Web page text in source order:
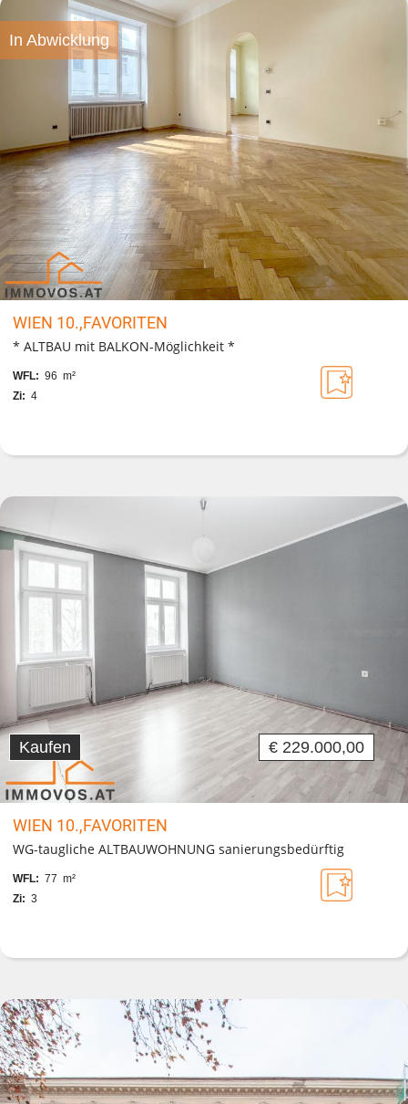
In Abwicklung
WIEN 10.,FAVORITEN
* ALTBAU mit BALKON-Möglichkeit *
WFL: 96 m²
Zi: 4
Kaufen € 229.000,00
WIEN 10.,FAVORITEN
WG-taugliche ALTBAUWOHNUNG sanierungsbedürftig
WFL: 77 m²
Zi: 3